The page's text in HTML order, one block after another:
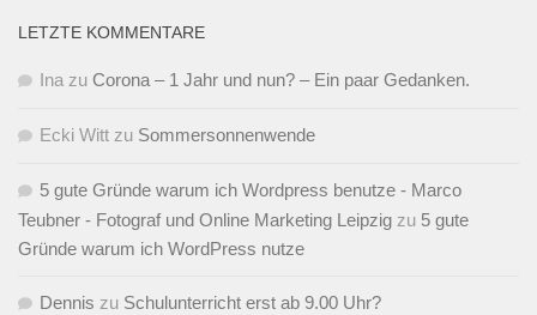
LETZTE KOMMENTARE
Ina zu Corona – 1 Jahr und nun? – Ein paar Gedanken.
Ecki Witt zu Sommersonnenwende
5 gute Gründe warum ich Wordpress benutze - Marco
Teubner - Fotograf und Online Marketing Leipzig zu 5 gute
Gründe warum ich WordPress nutze
Dennis zu Schulunterricht erst ab 9.00 Uhr?